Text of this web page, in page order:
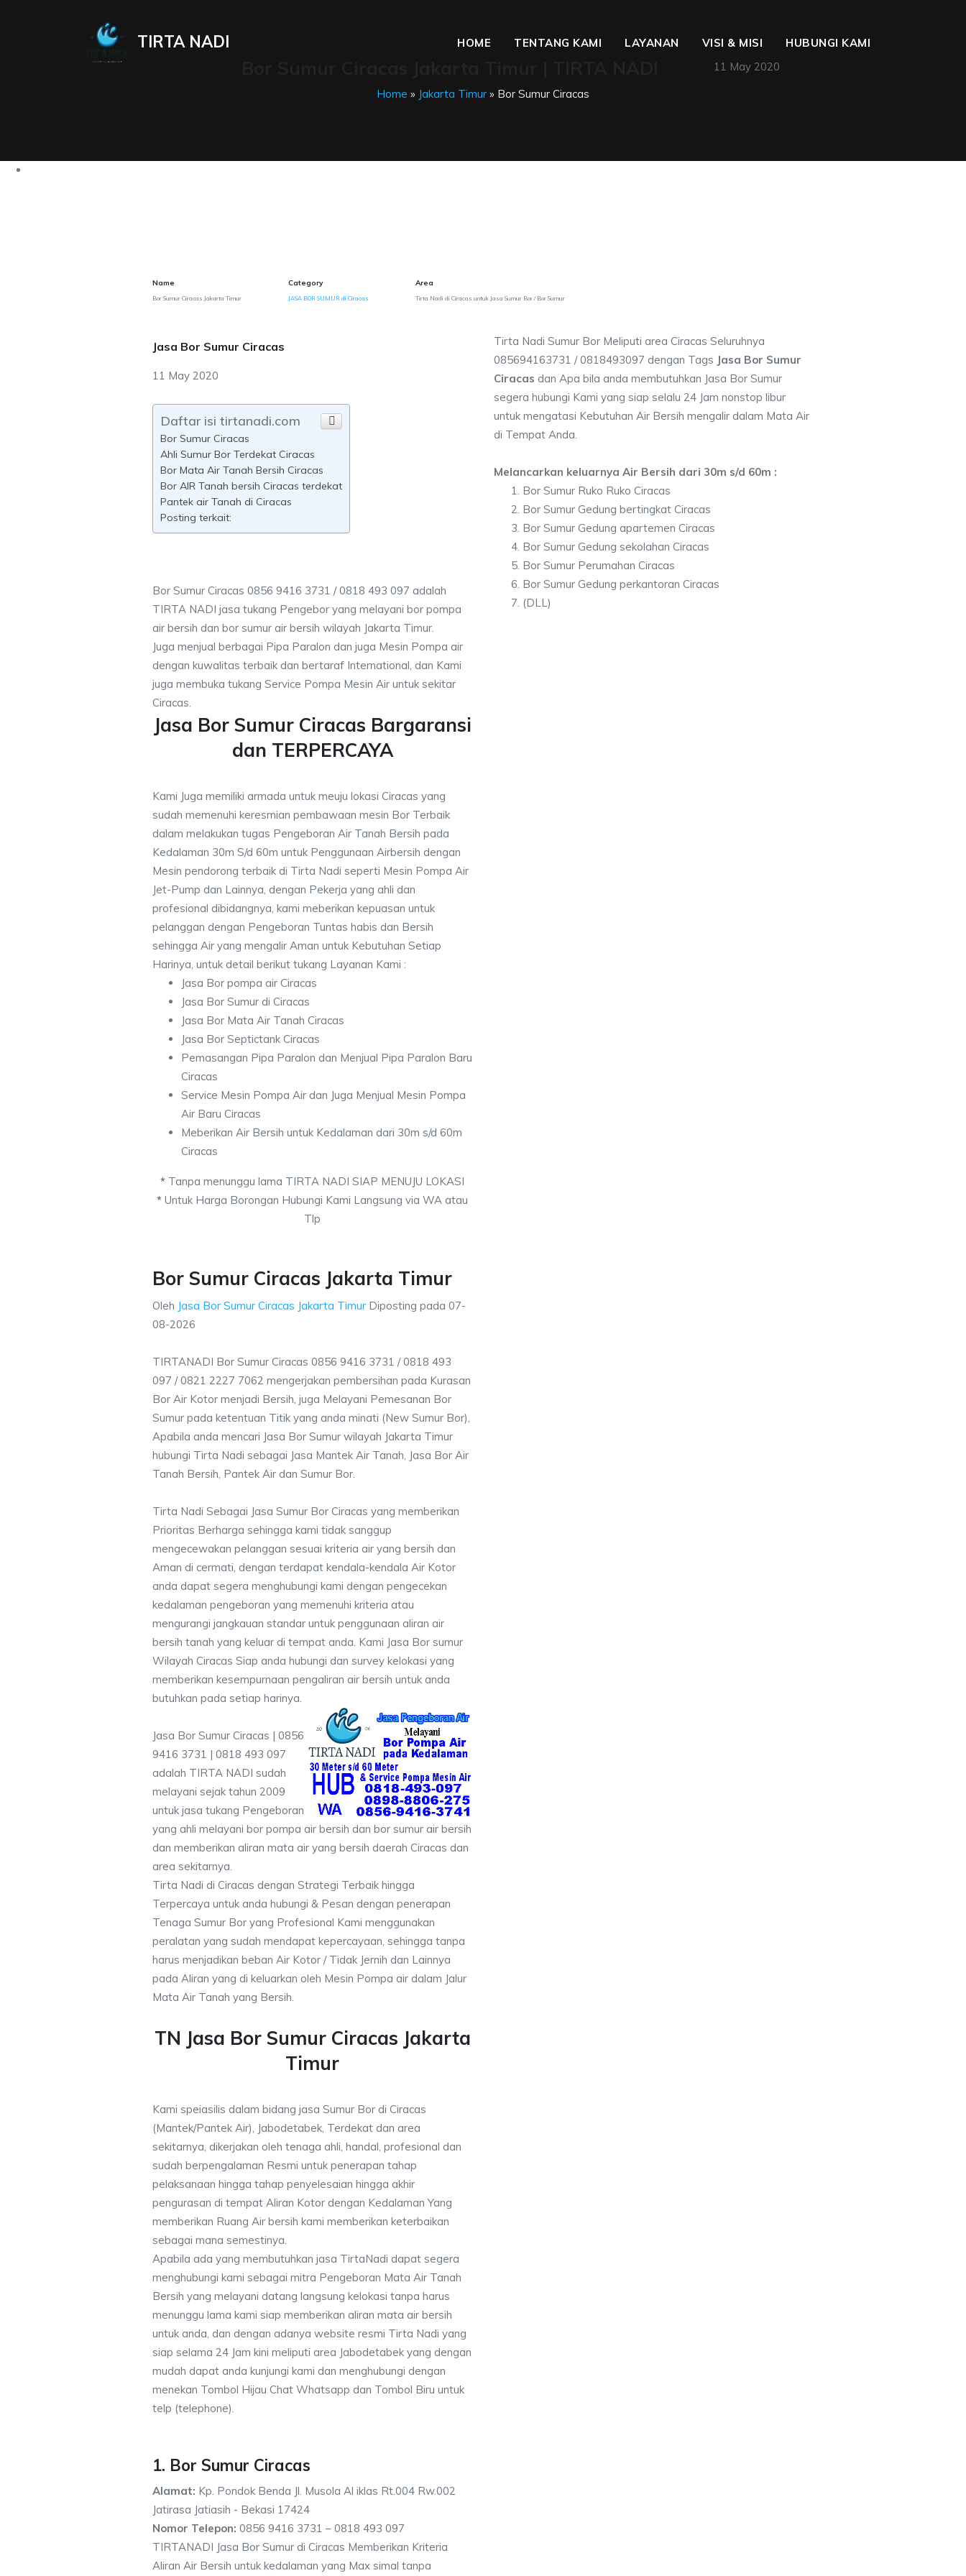
TIRTA NADI HOME TENTANG KAMI LAYANAN VISI & MISI
HUBUNGI KAMI
11 May 2020
Home » Jakarta Timur » Bor Sumur Ciracas
Name
Bor Sumur Ciracas Jakarta Timur
Category
JASA BOR SUMUR di Ciracas
Area
Tirta Nadi di Ciracas untuk Jasa Sumur Bor / Bor Sumur
Jasa Bor Sumur Ciracas
11 May 2020
Daftar isi tirtanadi.com
Bor Sumur Ciracas
Ahli Sumur Bor Terdekat Ciracas
Bor Mata Air Tanah Bersih Ciracas
Bor AIR Tanah bersih Ciracas terdekat
Pantek air Tanah di Ciracas
Posting terkait:
Bor Sumur Ciracas 0856 9416 3731 / 0818 493 097 adalah
TIRTA NADI jasa tukang Pengebor yang melayani bor pompa
air bersih dan bor sumur air bersih wilayah Jakarta Timur.
Juga menjual berbagai Pipa Paralon dan juga Mesin Pompa air
dengan kuwalitas terbaik dan bertaraf International, dan Kami
juga membuka tukang Service Pompa Mesin Air untuk sekitar
Ciracas.
Jasa Bor Sumur Ciracas Bargaransi
dan TERPERCAYA
Tirta Nadi Sumur Bor Meliputi area Ciracas Seluruhnya
085694163731 / 0818493097 dengan Tags Jasa Bor Sumur
Ciracas dan Apa bila anda membutuhkan Jasa Bor Sumur
segera hubungi Kami yang siap selalu 24 Jam nonstop libur
untuk mengatasi Kebutuhan Air Bersih mengalir dalam Mata Air
di Tempat Anda.
Melancarkan keluarnya Air Bersih dari 30m s/d 60m :
Bor Sumur Ruko Ruko Ciracas
Bor Sumur Gedung bertingkat Ciracas
Bor Sumur Gedung apartemen Ciracas
Bor Sumur Gedung sekolahan Ciracas
Bor Sumur Perumahan Ciracas
Bor Sumur Gedung perkantoran Ciracas
(DLL)
Kami Juga memiliki armada untuk meuju lokasi Ciracas yang
sudah memenuhi keresmian pembawaan mesin Bor Terbaik
dalam melakukan tugas Pengeboran Air Tanah Bersih pada
Kedalaman 30m S/d 60m untuk Penggunaan Airbersih dengan
Mesin pendorong terbaik di Tirta Nadi seperti Mesin Pompa Air
Jet-Pump dan Lainnya, dengan Pekerja yang ahli dan
profesional dibidangnya, kami meberikan kepuasan untuk
pelanggan dengan Pengeboran Tuntas habis dan Bersih
sehingga Air yang mengalir Aman untuk Kebutuhan Setiap
Harinya, untuk detail berikut tukang Layanan Kami :
Jasa Bor pompa air Ciracas
Jasa Bor Sumur di Ciracas
Jasa Bor Mata Air Tanah Ciracas
Jasa Bor Septictank Ciracas
Pemasangan Pipa Paralon dan Menjual Pipa Paralon Baru
Ciracas
Service Mesin Pompa Air dan Juga Menjual Mesin Pompa
Air Baru Ciracas
Meberikan Air Bersih untuk Kedalaman dari 30m s/d 60m
Ciracas
* Tanpa menunggu lama TIRTA NADI SIAP MENUJU LOKASI
* Untuk Harga Borongan Hubungi Kami Langsung via WA atau
Tlp
Bor Sumur Ciracas Jakarta Timur
Oleh Jasa Bor Sumur Ciracas Jakarta Timur Diposting pada 07-
08-2026
TIRTANADI Bor Sumur Ciracas 0856 9416 3731 / 0818 493
097 / 0821 2227 7062 mengerjakan pembersihan pada Kurasan
Bor Air Kotor menjadi Bersih, juga Melayani Pemesanan Bor
Sumur pada ketentuan Titik yang anda minati (New Sumur Bor),
Apabila anda mencari Jasa Bor Sumur wilayah Jakarta Timur
hubungi Tirta Nadi sebagai Jasa Mantek Air Tanah, Jasa Bor Air
Tanah Bersih, Pantek Air dan Sumur Bor.
Tirta Nadi Sebagai Jasa Sumur Bor Ciracas yang memberikan
Prioritas Berharga sehingga kami tidak sanggup
mengecewakan pelanggan sesuai kriteria air yang bersih dan
Aman di cermati, dengan terdapat kendala-kendala Air Kotor
anda dapat segera menghubungi kami dengan pengecekan
kedalaman pengeboran yang memenuhi kriteria atau
mengurangi jangkauan standar untuk penggunaan aliran air
bersih tanah yang keluar di tempat anda. Kami Jasa Bor sumur
Wilayah Ciracas Siap anda hubungi dan survey kelokasi yang
memberikan kesempurnaan pengaliran air bersih untuk anda
butuhkan pada setiap harinya.
Jasa Bor Sumur Ciracas | 0856
9416 3731 | 0818 493 097
adalah TIRTA NADI sudah
melayani sejak tahun 2009
untuk jasa tukang Pengeboran
yang ahli melayani bor pompa air bersih dan bor sumur air bersih
dan memberikan aliran mata air yang bersih daerah Ciracas dan
area sekitarnya.
Tirta Nadi di Ciracas dengan Strategi Terbaik hingga
Terpercaya untuk anda hubungi & Pesan dengan penerapan
Tenaga Sumur Bor yang Profesional Kami menggunakan
peralatan yang sudah mendapat kepercayaan, sehingga tanpa
harus menjadikan beban Air Kotor / Tidak Jernih dan Lainnya
pada Aliran yang di keluarkan oleh Mesin Pompa air dalam Jalur
Mata Air Tanah yang Bersih.
TN Jasa Bor Sumur Ciracas Jakarta
Timur
Kami speiasilis dalam bidang jasa Sumur Bor di Ciracas
(Mantek/Pantek Air), Jabodetabek, Terdekat dan area
sekitarnya, dikerjakan oleh tenaga ahli, handal, profesional dan
sudah berpengalaman Resmi untuk penerapan tahap
pelaksanaan hingga tahap penyelesaian hingga akhir
pengurasan di tempat Aliran Kotor dengan Kedalaman Yang
memberikan Ruang Air bersih kami memberikan keterbaikan
sebagai mana semestinya.
Apabila ada yang membutuhkan jasa TirtaNadi dapat segera
menghubungi kami sebagai mitra Pengeboran Mata Air Tanah
Bersih yang melayani datang langsung kelokasi tanpa harus
menunggu lama kami siap memberikan aliran mata air bersih
untuk anda, dan dengan adanya website resmi Tirta Nadi yang
siap selama 24 Jam kini meliputi area Jabodetabek yang dengan
mudah dapat anda kunjungi kami dan menghubungi dengan
menekan Tombol Hijau Chat Whatsapp dan Tombol Biru untuk
telp (telephone).
1. Bor Sumur Ciracas
Alamat: Kp. Pondok Benda Jl. Musola Al iklas Rt.004 Rw.002
Jatirasa Jatiasih - Bekasi 17424
Nomor Telepon: 0856 9416 3731 – 0818 493 097
TIRTANADI Jasa Bor Sumur di Ciracas Memberikan Kriteria
Aliran Air Bersih untuk kedalaman yang Max simal tanpa